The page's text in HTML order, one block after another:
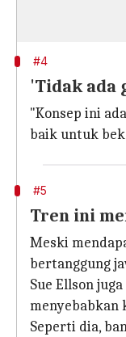
#4
'Tidak ada
"Konsep ini
baik untuk
#5
Tren ini
Meski
bertanggung
Sue Ellson
menyebabkan
Seperti dia,